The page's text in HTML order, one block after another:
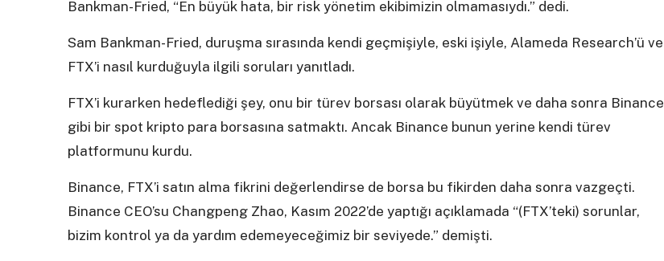
Bankman-Fried, “En büyük hata, bir risk yönetim ekibimizin olmamasıydı.” dedi.
Sam Bankman-Fried, duruşma sırasında kendi geçmişiyle, eski işiyle, Alameda Research’ü ve
FTX’i nasıl kurduğuyla ilgili soruları yanıtladı.
FTX’i kurarken hedeflediği şey, onu bir türev borsası olarak büyütmek ve daha sonra Binance
gibi bir spot kripto para borsasına satmaktı. Ancak Binance bunun yerine kendi türev
platformunu kurdu.
Binance, FTX’i satın alma fikrini değerlendirse de borsa bu fikirden daha sonra vazgeçti.
Binance CEO’su Changpeng Zhao, Kasım 2022’de yaptığı açıklamada “(FTX’teki) sorunlar,
bizim kontrol ya da yardım edemeyeceğimiz bir seviyede.” demişti.